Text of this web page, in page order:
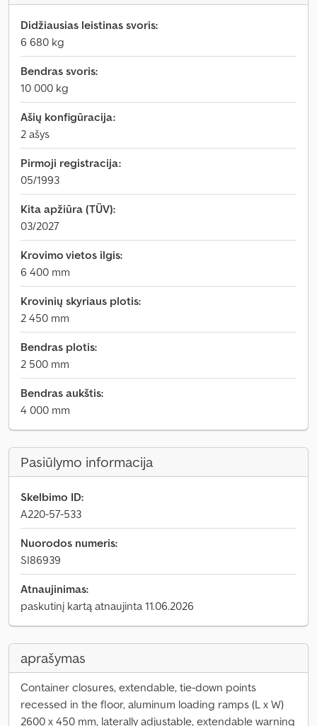
Didžiausias leistinas svoris:
6 680 kg
Bendras svoris:
10 000 kg
Ašių konfigūracija:
2 ašys
Pirmoji registracija:
05/1993
Kita apžiūra (TÜV):
03/2027
Krovimo vietos ilgis:
6 400 mm
Krovinių skyriaus plotis:
2 450 mm
Bendras plotis:
2 500 mm
Bendras aukštis:
4 000 mm
Pasiūlymo informacija
Skelbimo ID:
A220-57-533
Nuorodos numeris:
SI86939
Atnaujinimas:
paskutinį kartą atnaujinta 11.06.2026
aprašymas
Container closures, extendable, tie-down points
recessed in the floor, aluminum loading ramps (L x W)
2600 x 450 mm, laterally adjustable, extendable warning